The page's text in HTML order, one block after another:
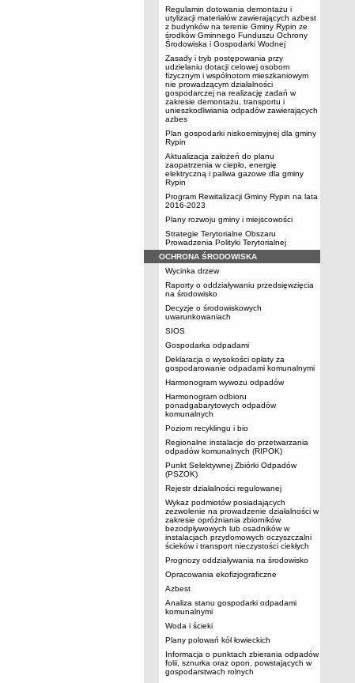
Regulamin dotowania demontażu i
utylizacji materiałów zawierających azbest
z budynków na terenie Gminy Rypin ze
środków Gminnego Funduszu Ochrony
Środowiska i Gospodarki Wodnej
Zasady i tryb postępowania przy
udzielaniu dotacji celowej osobom
fizycznym i wspólnotom mieszkaniowym
nie prowadzącym działalności
gospodarczej na realizację zadań w
zakresie demontażu, transportu i
unieszkodliwiania odpadów zawierających
azbes
Plan gospodarki niskoemisyjnej dla gminy
Rypin
Aktualizacja założeń do planu
zaopatrzenia w ciepło, energię
elektryczną i paliwa gazowe dla gminy
Rypin
Program Rewitalizacji Gminy Rypin na lata
2016-2023
Plany rozwoju gminy i miejscowości
Strategie Terytorialne Obszaru
Prowadzenia Polityki Terytorialnej
OCHRONA ŚRODOWISKA
Wycinka drzew
Raporty o oddziaływaniu przedsięwzięcia
na środowisko
Decyzje o środowiskowych
uwarunkowaniach
SIOS
Gospodarka odpadami
Deklaracja o wysokości opłaty za
gospodarowanie odpadami komunalnymi
Harmonogram wywozu odpadów
Harmonogram odbioru
ponadgabarytowych odpadów
komunalnych
Poziom recyklingu i bio
Regionalne instalacje do przetwarzania
odpadów komunalnych (RIPOK)
Punkt Selektywnej Zbiórki Odpadów
(PSZOK)
Rejestr działalności regulowanej
Wykaz podmiotów posiadających
zezwolenie na prowadzenie działalności w
zakresie opróżniania zbiorników
bezodpływowych lub osadników w
instalacjach przydomowych oczyszczalni
ścieków i transport nieczystości ciekłych
Prognozy oddziaływania na środowisko
Opracowania ekofizjograficzne
Azbest
Analiza stanu gospodarki odpadami
komunalnymi
Woda i ścieki
Plany polowań kół łowieckich
Informacja o punktach zbierania odpadów
folii, sznurka oraz opon, powstających w
gospodarstwach rolnych